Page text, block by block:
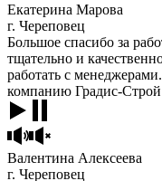
Екатерина Марова
г. Череповец
Большое спасибо за
тщательно и
работать с
компанию Градис-
Валентина Алексеева
г. Череповец